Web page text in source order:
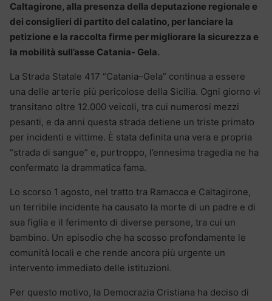
Caltagirone, alla presenza della deputazione regionale e
dei consiglieri di partito del calatino, per lanciare la
petizione e la raccolta firme per migliorare la sicurezza e
la mobilità sull’asse Catania- Gela.
La Strada Statale 417 “Catania–Gela” continua a essere
una delle arterie più pericolose della Sicilia. Ogni giorno vi
transitano oltre 12.000 veicoli, tra cui numerosi mezzi
pesanti, e da anni questa strada detiene un triste primato
per incidenti e vittime. È stata definita una vera e propria
“strada di sangue” e, purtroppo, l’ennesima tragedia ne ha
confermato la drammatica fama.
Lo scorso 1 agosto, nel tratto tra Ramacca e Caltagirone,
un terribile incidente ha causato la morte di un padre e di
sua figlia e il ferimento di diverse persone, tra cui un
bambino. Un episodio che ha scosso profondamente le
comunità locali e che rende ancora più urgente un
intervento immediato delle istituzioni.
Per questo motivo, la Democrazia Cristiana ha deciso di